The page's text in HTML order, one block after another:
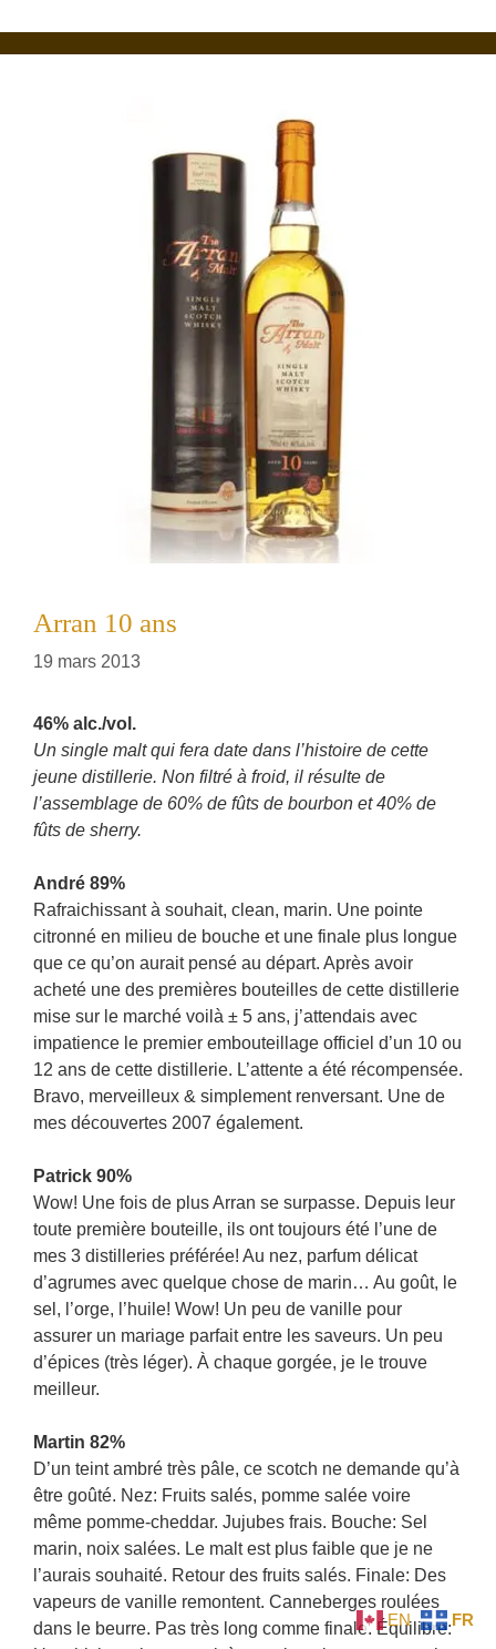
Arran 10 ans
19 mars 2013
46% alc./vol.
Un single malt qui fera date dans l’histoire de cette
jeune distillerie. Non filtré à froid, il résulte de
l’assemblage de 60% de fûts de bourbon et 40% de
fûts de sherry.
André 89%
Rafraichissant à souhait, clean, marin. Une pointe
citronné en milieu de bouche et une finale plus longue
que ce qu’on aurait pensé au départ. Après avoir
acheté une des premières bouteilles de cette distillerie
mise sur le marché voilà ± 5 ans, j’attendais avec
impatience le premier embouteillage officiel d’un 10 ou
12 ans de cette distillerie. L’attente a été récompensée.
Bravo, merveilleux & simplement renversant. Une de
mes découvertes 2007 également.
Patrick 90%
Wow! Une fois de plus Arran se surpasse. Depuis leur
toute première bouteille, ils ont toujours été l’une de
mes 3 distilleries préférée! Au nez, parfum délicat
d’agrumes avec quelque chose de marin… Au goût, le
sel, l’orge, l’huile! Wow! Un peu de vanille pour
assurer un mariage parfait entre les saveurs. Un peu
d’épices (très léger). À chaque gorgée, je le trouve
meilleur.
Martin 82%
D’un teint ambré très pâle, ce scotch ne demande qu’à
être goûté. Nez: Fruits salés, pomme salée voire
même pomme-cheddar. Jujubes frais. Bouche: Sel
marin, noix salées. Le malt est plus faible que je ne
l’aurais souhaité. Retour des fruits salés. Finale: Des
vapeurs de vanille remontent. Canneberges roulées
dans le beurre. Pas très long comme finale. Équilibre:
EN FR